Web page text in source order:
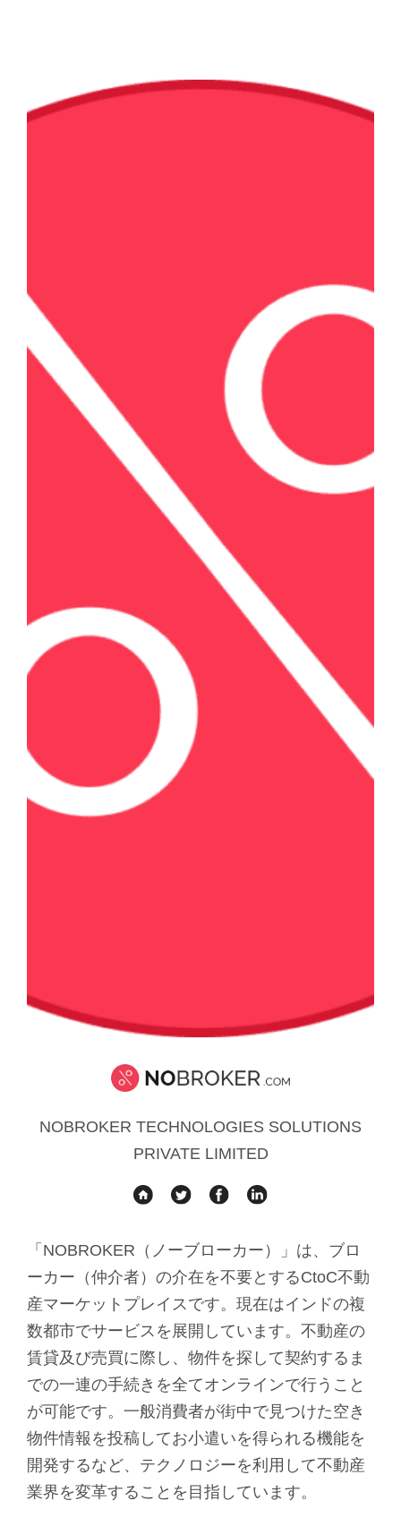
NOBROKER TECHNOLOGIES SOLUTIONS
PRIVATE LIMITED
「NOBROKER（ノーブローカー）」は、ブロ
ーカー（仲介者）の介在を不要とするCtoC不動
産マーケットプレイスです。現在はインドの複
数都市でサービスを展開しています。不動産の
賃貸及び売買に際し、物件を探して契約するま
での一連の手続きを全てオンラインで行うこと
が可能です。一般消費者が街中で見つけた空き
物件情報を投稿してお小遣いを得られる機能を
開発するなど、テクノロジーを利用して不動産
業界を変革することを目指しています。